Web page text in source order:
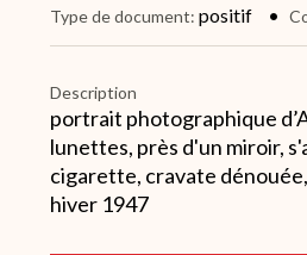
Type de document positif
Description
portrait photographique
lunettes, près d'un miroir,
cigarette, cravate
hiver 1947